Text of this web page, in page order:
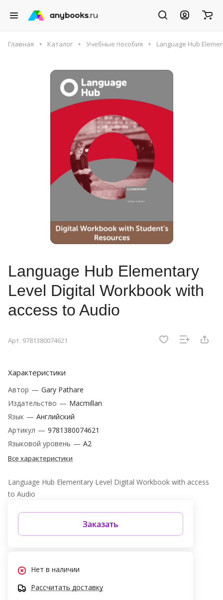
Главная Каталог Учебные пособия Language Hub
Language Hub Elementary
Level Digital Workbook with
access to Audio
Арт. 9781380074621
Характеристики
Автор — Gary Pathare
Издательство — Macmillan
Язык — Английский
Артикул — 9781380074621
Языковой уровень — A2
Все характеристики
Language Hub Elementary Level Digital Workbook with access
to Audio
Заказать
Нет в наличии
Рассчитать доставку